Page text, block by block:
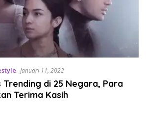
Januari 11, 2022
Trending di 25 Negara, Para
Terima Kasih